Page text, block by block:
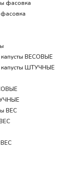
фасовка
ВЕСОВЫЕ
капусты ШТУЧНЫЕ
ВЕС